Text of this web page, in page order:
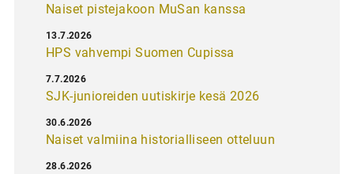
Naiset pistejakoon MuSan kanssa
HPS vahvempi Suomen Cupissa
13.7.2026
SJK-junioreiden uutiskirje kesä 2026
7.7.2026
Naiset valmiina historialliseen otteluun
30.6.2026
28.6.2026